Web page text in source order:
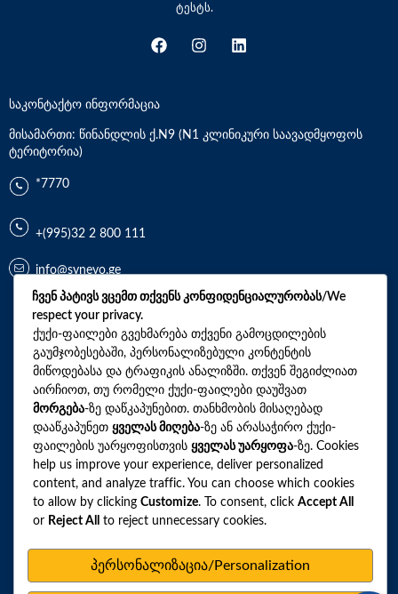
ტესტს.
საკონტაქტო ინფორმაცია
მისამართი: წინანდლის ქ.N9 (N1 კლინიკური საავადმყოფოს
ტერიტორია)
*7770
+(995)32 2 800 111
info@synevo.ge
2021 – 2026 © სინევო. ყველა უფლება დაცულია
ყველა ანალიზი
ჩვენი აქციები და პროფილები
როგორ მოვემზადოთ ტესტების ჩასაბარებლად
ლაბორატორიული ცენტრები
სარედაქციო პოლიტიკა
პერსონალურ მონაცემთა დაცვა
ჩვენ პატივს ვცემთ თქვენს კონფიდენციალურობას/We
respect your privacy.
ქუქი-ფაილები გვეხმარება თქვენი გამოცდილების
გაუმჯობესებაში, პერსონალიზებული კონტენტის
მიწოდებასა და ტრაფიკის ანალიზში. თქვენ შეგიძლიათ
აირჩიოთ, თუ რომელი ქუქი-ფაილები დაუშვათ
მორგება-ზე დაწკაპუნებით. თანხმობის მისაღებად
დააწკაპუნეთ ყველას მიღება-ზე ან არასაჭირო ქუქი-
ფაილების უარყოფისთვის ყველას უარყოფა-ზე. Cookies
help us improve your experience, deliver personalized
content, and analyze traffic. You can choose which cookies
to allow by clicking Customize. To consent, click Accept All
or Reject All to reject unnecessary cookies.
პერსონალიზაცია/Personalization